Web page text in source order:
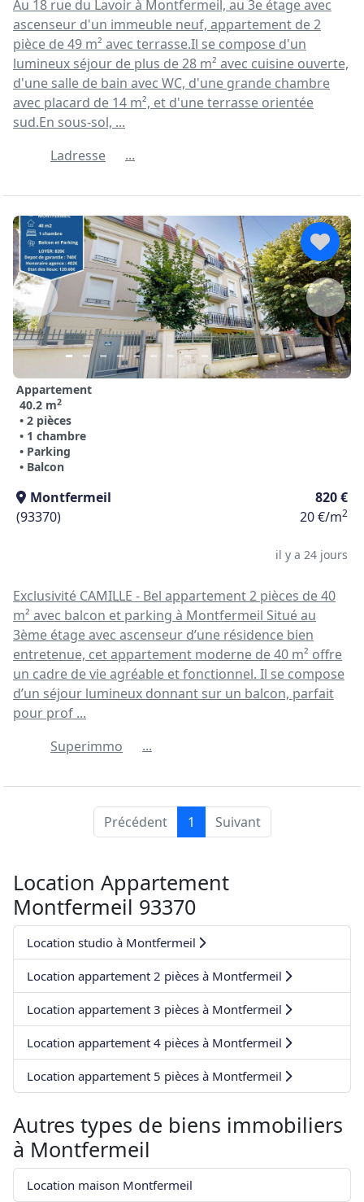
Au 18 rue du Lavoir à Montfermeil, au 3e étage avec
ascenseur d'un immeuble neuf, appartement de 2
pièce de 49 m² avec terrasse.Il se compose d'un
lumineux séjour de plus de 28 m² avec cuisine ouverte,
d'une salle de bain avec WC, d'une grande chambre
avec placard de 14 m², et d'une terrasse orientée
sud.En sous-sol, ...
Ladresse
...
Appartement
40.2 m2
• 2 pièces
• 1 chambre
• Parking
• Balcon
Montfermeil
820 €
(93370)
20 €/m2
il y a 24 jours
Exclusivité CAMILLE - Bel appartement 2 pièces de 40
m² avec balcon et parking à Montfermeil Situé au
3ème étage avec ascenseur d’une résidence bien
entretenue, cet appartement moderne de 40 m² offre
un cadre de vie agréable et fonctionnel. Il se compose
d’un séjour lumineux donnant sur un balcon, parfait
pour prof ...
Superimmo
...
Précédent 1 Suivant
Location Appartement
Montfermeil 93370
Location studio à Montfermeil
Location appartement 2 pièces à Montfermeil
Location appartement 3 pièces à Montfermeil
Location appartement 4 pièces à Montfermeil
Location appartement 5 pièces à Montfermeil
Autres types de biens immobiliers
à Montfermeil
Location maison Montfermeil